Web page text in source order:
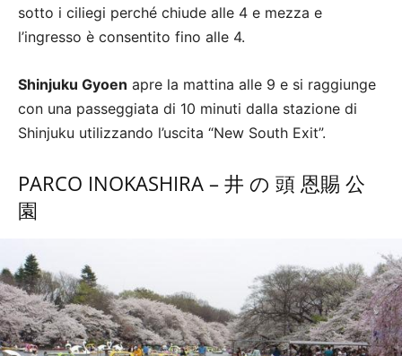
sotto i ciliegi perché chiude alle 4 e mezza e
l’ingresso è consentito fino alle 4.
Shinjuku Gyoen apre la mattina alle 9 e si raggiunge
con una passeggiata di 10 minuti dalla stazione di
Shinjuku utilizzando l’uscita “New South Exit”.
PARCO INOKASHIRA – 井 の 頭 恩賜 公
園